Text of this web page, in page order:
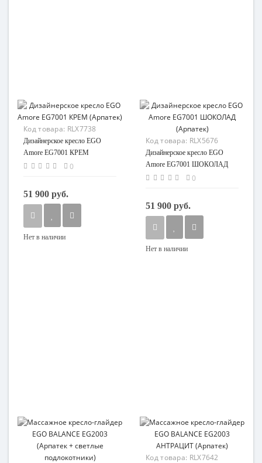
Код товара: RLX7738
Дизайнерское кресло EGO
Amore EG7001 КРЕМ
(Арпатек)
0
51 900 руб.
Нет в наличии
Код товара: RLX5676
Дизайнерское кресло EGO
Amore EG7001 ШОКОЛАД
(Арпатек)
0
51 900 руб.
Нет в наличии
Код товара: RLX7642